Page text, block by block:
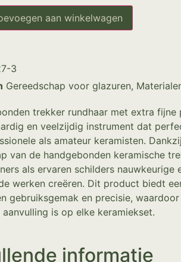
aan winkelwagen
3
Gereedschap voor glazuren,
trekker rundhaar met extra fijne
en veelzijdig instrument dat
als amateur keramisten.
van de handgebonden keramische
als ervaren schilders nauwkeurige
werken creëren. Dit product biedt
gebruiksgemak en precisie,
is op elke keramiekset.
informatie